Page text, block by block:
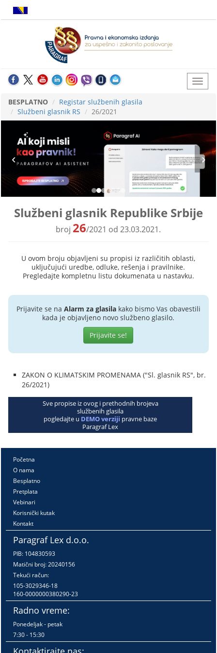
BESPLATNO
Registar službenih glasila
Službeni glasnik RS
26/2021
Službeni glasnik Republike Srbije
broj 26/2021 od 23.03.2021.
U ovom broju objavljeni su propisi iz različitih oblasti,
uključujući uredbe, odluke, rešenja i pravilnike.
Pregledajte kompletnu listu dokumenata u nastavku.
Prijavite se na Alarm za glasilakako bismo Vas obavestili
kada je objavljeno novo službeno glasilo.
Prijavite se!
ZAKON O KLIMATSKIM PROMENAMA ("Sl. glasnik RS", br.
26/2021)
Sve propise iz ovog i prethodnih brojeva
službenih glasila
pogledajte u DEMO verziji pravne baze
Paragraf Lex
Početna
O nama
Besplatno
Pretplata
Vebinari
Korisnički kutak
Kontakt
Paragraf Lex d.o.o.
PIB: 104830593
Matični broj: 20240156
Tekući račun:
105-3029346-18
160-0000000380290-23
Radno vreme:
Ponedeljak - petak
7:30 - 15:30